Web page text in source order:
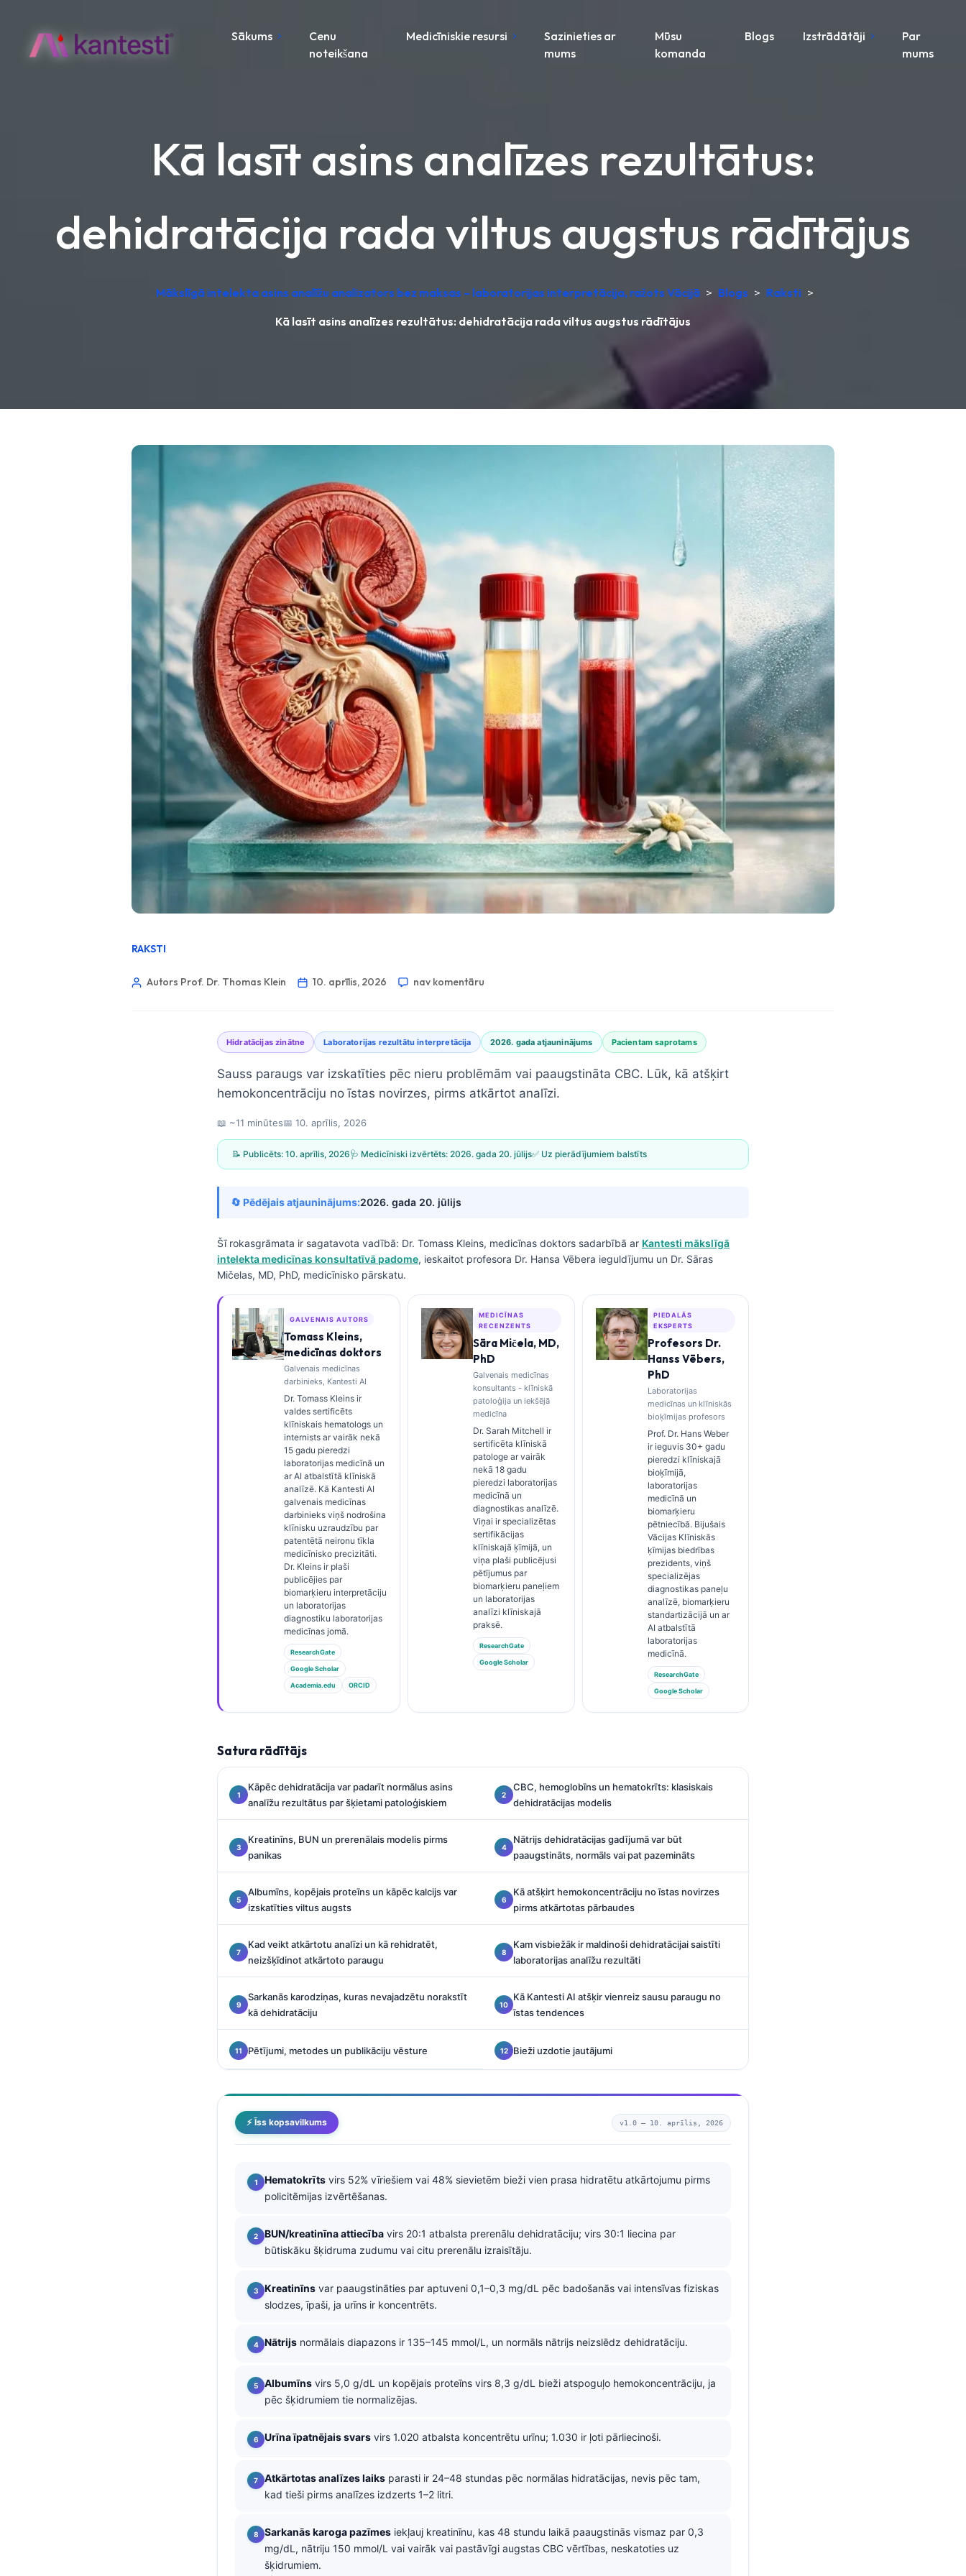
Sākums
Cenu
noteikšana
Medicīniskie resursi
Sazinieties ar
mums
Mūsu
komanda
Blogs Izstrādātāji
Par
mums
Kā lasīt asins analīzes rezultātus:
dehidratācija rada viltus augstus rādītājus
Mākslīgā intelekta asins analīžu analizators bez maksas – laboratorijas interpretācija, ražots Vācijā > Blogs > Raksti >
Kā lasīt asins analīzes rezultātus: dehidratācija rada viltus augstus rādītājus
RAKSTI
Autors Prof. Dr. Thomas Klein 10. aprīlis, 2026 nav komentāru
Hidratācijas zinātne Laboratorijas rezultātu interpretācija 2026. gada atjauninājums Pacientam saprotams
Sauss paraugs var izskatīties pēc nieru problēmām vai paaugstināta CBC. Lūk, kā atšķirt
hemokoncentrāciju no īstas novirzes, pirms atkārtot analīzi.
📖 ~11 minūtes📅 10. aprīlis, 2026
📝 Publicēts: 10. aprīlis, 2026🩺 Medicīniski izvērtēts: 2026. gada 20. jūlijs✅ Uz pierādījumiem balstīts
🔄 Pēdējais atjauninājums:2026. gada 20. jūlijs
Šī rokasgrāmata ir sagatavota vadībā: Dr. Tomass Kleins, medicīnas doktors sadarbībā ar Kantesti mākslīgā
intelekta medicīnas konsultatīvā padome, ieskaitot profesora Dr. Hansa Vēbera ieguldījumu un Dr. Sāras
Mičelas, MD, PhD, medicīnisko pārskatu.
GALVENAIS AUTORS
Tomass Kleins,
medicīnas doktors
Galvenais medicīnas
darbinieks, Kantesti AI
Dr. Tomass Kleins ir
valdes sertificēts
klīniskais hematologs un
internists ar vairāk nekā
15 gadu pieredzi
laboratorijas medicīnā un
ar AI atbalstītā klīniskā
analīzē. Kā Kantesti AI
galvenais medicīnas
darbinieks viņš nodrošina
klīnisku uzraudzību par
patentētā neironu tīkla
medicīnisko precizitāti.
Dr. Kleins ir plaši
publicējies par
biomarķieru interpretāciju
un laboratorijas
diagnostiku laboratorijas
medicīnas jomā.
ResearchGate
Google Scholar
Academia.edu ORCID
MEDICĪNAS
RECENZENTS
Sāra Mičela, MD,
PhD
Galvenais medicīnas
konsultants - klīniskā
patoloģija un iekšējā
medicīna
Dr. Sarah Mitchell ir
sertificēta klīniskā
patologe ar vairāk
nekā 18 gadu
pieredzi laboratorijas
medicīnā un
diagnostikas analīzē.
Viņai ir specializētas
sertifikācijas
klīniskajā ķīmijā, un
viņa plaši publicējusi
pētījumus par
biomarķieru paneļiem
un laboratorijas
analīzi klīniskajā
praksē.
ResearchGate
Google Scholar
PIEDALĀS
EKSPERTS
Profesors Dr.
Hanss Vēbers,
PhD
Laboratorijas
medicīnas un klīniskās
bioķīmijas profesors
Prof. Dr. Hans Weber
ir ieguvis 30+ gadu
pieredzi klīniskajā
bioķīmijā,
laboratorijas
medicīnā un
biomarķieru
pētniecībā. Bijušais
Vācijas Klīniskās
ķīmijas biedrības
prezidents, viņš
specializējas
diagnostikas paneļu
analīzē, biomarķieru
standartizācijā un ar
AI atbalstītā
laboratorijas
medicīnā.
ResearchGate
Google Scholar
Satura rādītājs
Kāpēc dehidratācija var padarīt normālus asins
analīžu rezultātus par šķietami patoloģiskiem
CBC, hemoglobīns un hematokrīts: klasiskais
dehidratācijas modelis
Kreatinīns, BUN un prerenālais modelis pirms
panikas
Nātrijs dehidratācijas gadījumā var būt
paaugstināts, normāls vai pat pazemināts
Albumīns, kopējais proteīns un kāpēc kalcijs var
izskatīties viltus augsts
Kā atšķirt hemokoncentrāciju no īstas novirzes
pirms atkārtotas pārbaudes
Kad veikt atkārtotu analīzi un kā rehidratēt,
neizšķīdinot atkārtoto paraugu
Kam visbiežāk ir maldinoši dehidratācijai saistīti
laboratorijas analīžu rezultāti
Sarkanās karodziņas, kuras nevajadzētu norakstīt
kā dehidratāciju
Kā Kantesti AI atšķir vienreiz sausu paraugu no
īstas tendences
Pētījumi, metodes un publikāciju vēsture Bieži uzdotie jautājumi
⚡ Īss kopsavilkums v1.0 — 10. aprīlis, 2026
Hematokrīts virs 52% vīriešiem vai 48% sievietēm bieži vien prasa hidratētu atkārtojumu pirms
policitēmijas izvērtēšanas.
BUN/kreatinīna attiecība virs 20:1 atbalsta prerenālu dehidratāciju; virs 30:1 liecina par
būtiskāku šķidruma zudumu vai citu prerenālu izraisītāju.
Kreatinīns var paaugstināties par aptuveni 0,1–0,3 mg/dL pēc badošanās vai intensīvas fiziskas
slodzes, īpaši, ja urīns ir koncentrēts.
Nātrijs normālais diapazons ir 135–145 mmol/L, un normāls nātrijs neizslēdz dehidratāciju.
Albumīns virs 5,0 g/dL un kopējais proteīns virs 8,3 g/dL bieži atspoguļo hemokoncentrāciju, ja
pēc šķidrumiem tie normalizējas.
Urīna īpatnējais svars virs 1.020 atbalsta koncentrētu urīnu; 1.030 ir ļoti pārliecinoši.
Atkārtotas analīzes laiks parasti ir 24–48 stundas pēc normālas hidratācijas, nevis pēc tam,
kad tieši pirms analīzes izdzerts 1–2 litri.
Sarkanās karoga pazīmes iekļauj kreatinīnu, kas 48 stundu laikā paaugstinās vismaz par 0,3
mg/dL, nātriju 150 mmol/L vai vairāk vai pastāvīgi augstas CBC vērtības, neskatoties uz
šķidrumiem.